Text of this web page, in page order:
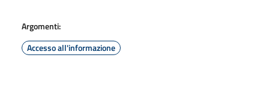
Argomenti:
Accesso all'informazione